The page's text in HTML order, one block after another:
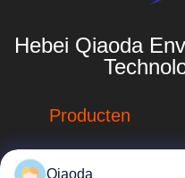
Hebei Qiaoda
Producten
Stofverzamelsystemen
Qiaoda